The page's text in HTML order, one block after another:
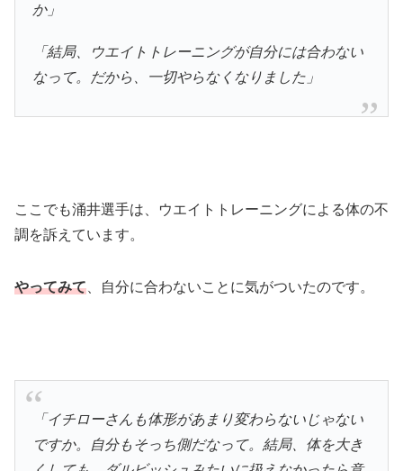
か」
「 結局、ウエイトトレーニングが自分には合わない
なって。だから、一切やらなくなりました」
ここでも涌井選手は、ウエイトトレーニングによる体の不
調を訴えています。
やってみて 、自分に合わないことに気がついたのです。
「イチローさんも体形があまり変わらないじゃない
ですか。自分もそっち側だなって。結局、体を大き